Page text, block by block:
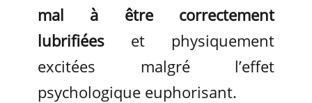
mal à être correctement
lubrifiées et physiquement
excitées malgré l’effet
psychologique euphorisant.